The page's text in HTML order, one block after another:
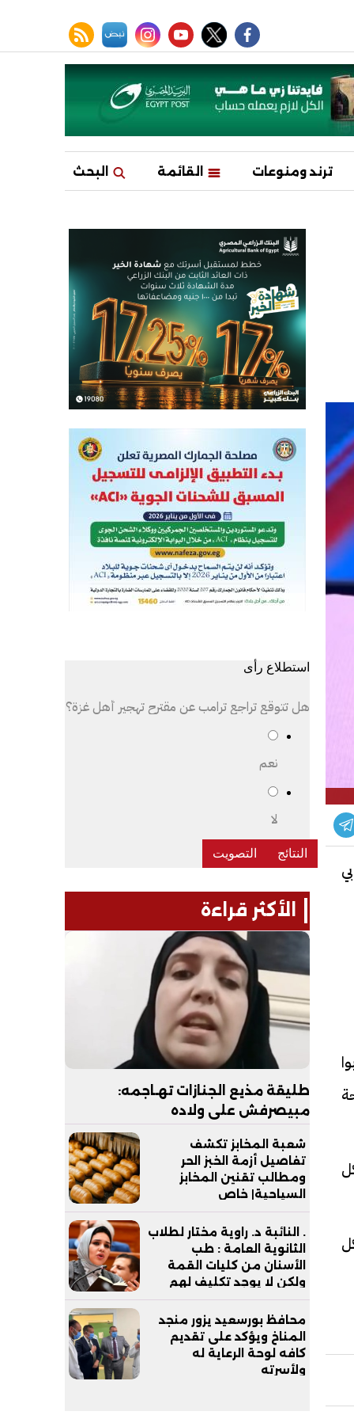
facebook
twitter
youtube
instagram
نبض rss feed
ترند ومنوعات القائمة البحث
استطلاع رأى
هل تتوقع تراجع ترامب عن مقترح تهجير أهل غزة؟
نعم
لا
الأكثر قراءة
طليقة مذيع الجنازات تهـاجمه:
مبيصرفش على ولاده
شعبة المخابز تكشف
تفاصيل أزمة الخبز الحر
ومطالب تقنين المخابز
السياحية| خاص
. النائبة د. راوية مختار لطلاب
الثانوية العامة : طب
الأسنان من كليات القمة
ولكن لا يوجد تكليف لهم
بعد التخرج
محافظ بورسعيد يزور منجد
المناخ ويؤكد على تقديم
كافه لوحة الرعاية له
ولأسرته